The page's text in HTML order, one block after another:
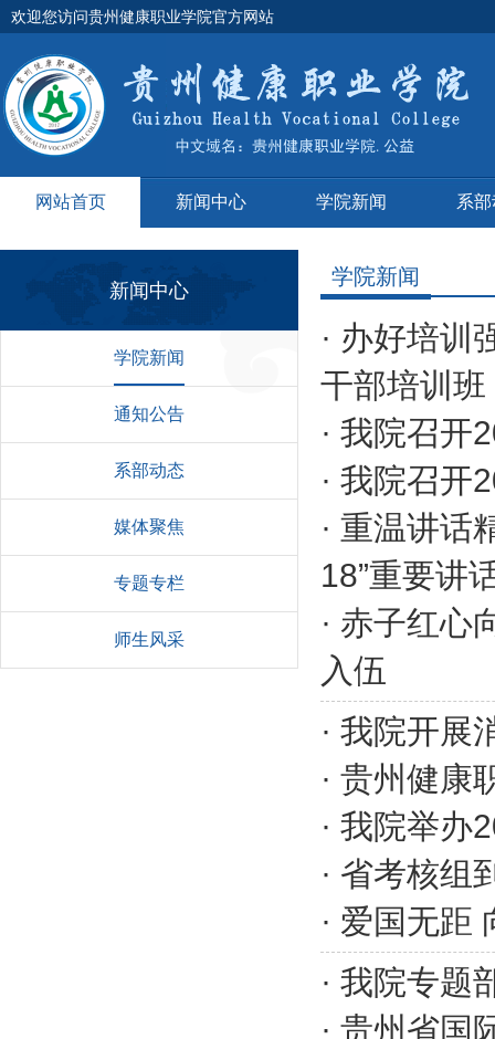
欢迎您访问贵州健康职业学院官方网站
网站首页 新闻中心 学院新闻 系
新闻中心
学院新闻
通知公告
系部动态
媒体聚焦
专题专栏
师生风采
学院新闻
· 办好培训
干部培训班
· 我院召开
· 我院召开
· 重温讲话
18”重要讲
· 赤子红心
入伍
· 我院开展
· 贵州健康
· 我院举办
· 省考核组
· 爱国无距
· 我院专题
· 贵州省国